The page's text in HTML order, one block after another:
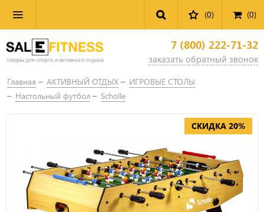
(0) (0)
7 (800) 222-71-32
заказать обратный звонок
Главная АКТИВНЫЙ ОТДЫХ
ИГРОВЫЕ СТОЛЫ
Настольный футбол
Scholle
СКИДКА 20%